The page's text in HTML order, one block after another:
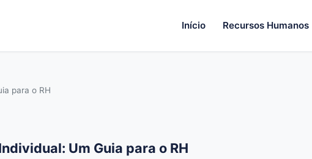
Início Recursos Humanos
para o RH
Um Guia para o RH